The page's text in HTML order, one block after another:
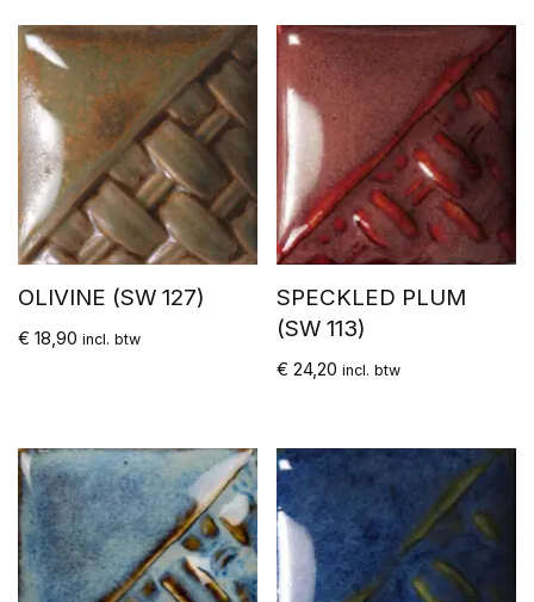
OLIVINE (SW 127)
€ 18,90 incl. btw
SPECKLED PLUM
(SW 113)
€ 24,20 incl. btw